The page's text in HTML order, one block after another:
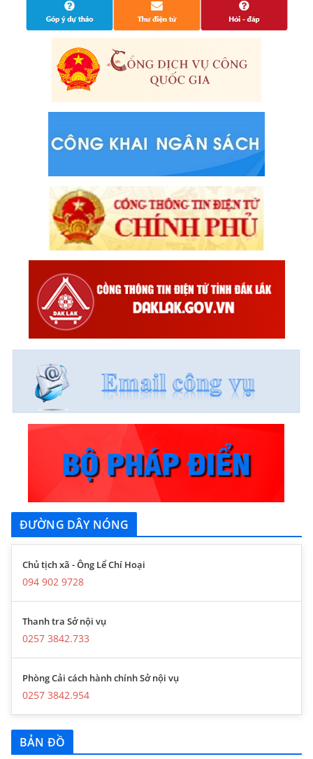
ĐƯỜNG DÂY NÓNG
Chủ tịch xã - Ông Lể Chí Hoại
094 902 9728
Thanh tra Sở nội vụ
0257 3842.733
Phòng Cải cách hành chính Sở nội vụ
0257 3842.954
BẢN ĐỒ